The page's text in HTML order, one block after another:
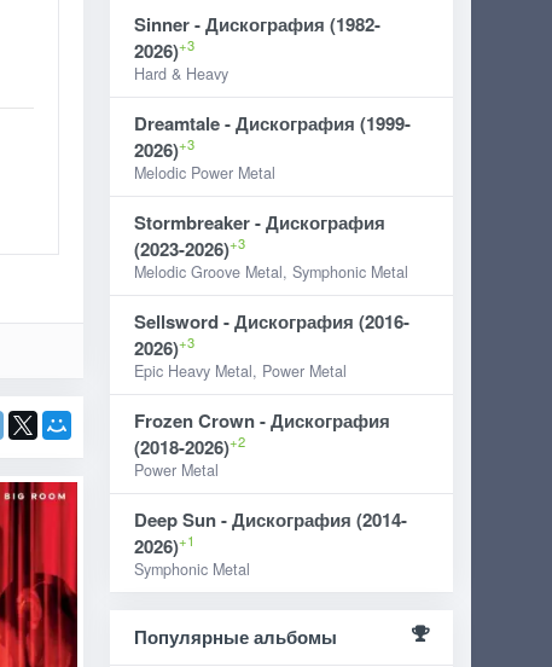
Sinner - Дискография (1982-
2026)+3
Hard & Heavy
Dreamtale - Дискография (1999-
2026)+3
Melodic Power Metal
Stormbreaker - Дискография
(2023-2026)+3
Melodic Groove Metal, Symphonic Metal
Sellsword - Дискография (2016-
2026)+3
Epic Heavy Metal, Power Metal
Frozen Crown - Дискография
(2018-2026)+2
Power Metal
Deep Sun - Дискография (2014-
2026)+1
Symphonic Metal
Популярные альбомы